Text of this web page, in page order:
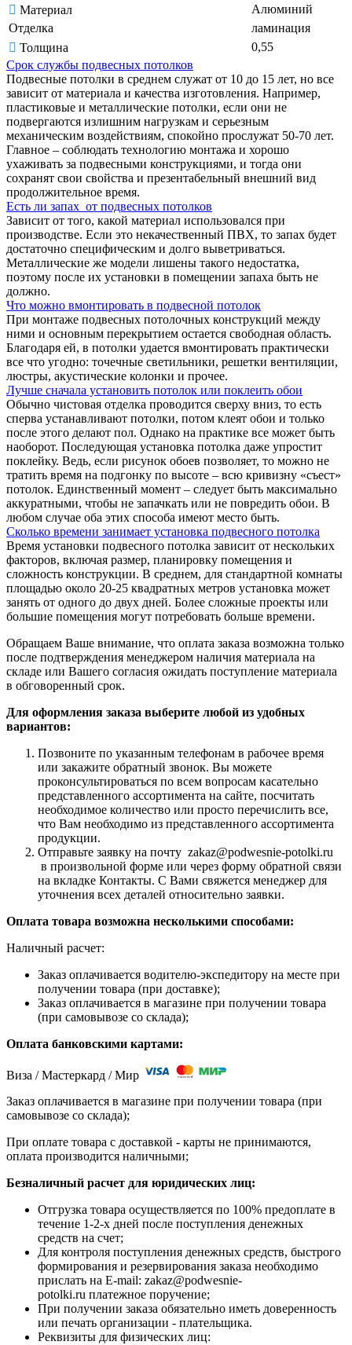
Материал
Алюминий
Отделка
ламинация
Толщина
0,55
Срок службы подвесных потолков
Подвесные потолки в среднем служат от 10 до 15 лет, но все
зависит от материала и качества изготовления. Например,
пластиковые и металлические потолки, если они не
подвергаются излишним нагрузкам и серьезным
механическим воздействиям, спокойно прослужат 50-70 лет.
Главное – соблюдать технологию монтажа и хорошо
ухаживать за подвесными конструкциями, и тогда они
сохранят свои свойства и презентабельный внешний вид
продолжительное время.
Есть ли запах от подвесных потолков
Зависит от того, какой материал использовался при
производстве. Если это некачественный ПВХ, то запах будет
достаточно специфическим и долго выветриваться.
Металлические же модели лишены такого недостатка,
поэтому после их установки в помещении запаха быть не
должно.
Что можно вмонтировать в подвесной потолок
При монтаже подвесных потолочных конструкций между
ними и основным перекрытием остается свободная область.
Благодаря ей, в потолки удается вмонтировать практически
все что угодно: точечные светильники, решетки вентиляции,
люстры, акустические колонки и прочее.
Лучше сначала установить потолок или поклеить обои
Обычно чистовая отделка проводится сверху вниз, то есть
сперва устанавливают потолки, потом клеят обои и только
после этого делают пол. Однако на практике все может быть
наоборот. Последующая установка потолка даже упростит
поклейку. Ведь, если рисунок обоев позволяет, то можно не
тратить время на подгонку по высоте – всю кривизну «съест»
потолок. Единственный момент – следует быть максимально
аккуратными, чтобы не запачкать или не повредить обои. В
любом случае оба этих способа имеют место быть.
Сколько времени занимает установка подвесного потолка
Время установки подвесного потолка зависит от нескольких
факторов, включая размер, планировку помещения и
сложность конструкции. В среднем, для стандартной комнаты
площадью около 20-25 квадратных метров установка может
занять от одного до двух дней. Более сложные проекты или
большие помещения могут потребовать больше времени.
Обращаем Ваше внимание, что оплата заказа возможна только
после подтверждения менеджером наличия материала на
складе или Вашего согласия ожидать поступление материала
в обговоренный срок.
Для оформления заказа выберите любой из удобных
вариантов:
Позвоните по указанным телефонам в рабочее время
или закажите обратный звонок. Вы можете
проконсультироваться по всем вопросам касательно
представленного ассортимента на сайте, посчитать
необходимое количество или просто перечислить все,
что Вам необходимо из представленного ассортимента
продукции.
Отправьте заявку на почту zakaz@podwesnie-potolki.ru
в произвольной форме или через форму обратной связи
на вкладке Контакты. С Вами свяжется менеджер для
уточнения всех деталей относительно заявки.
Оплата товара возможна несколькими способами:
Наличный расчет:
Заказ оплачивается водителю-экспедитору на месте при
получении товара (при доставке);
Заказ оплачивается в магазине при получении товара
(при самовывозе со склада);
Оплата банковскими картами:
Виза / Мастеркард / Мир
Заказ оплачивается в магазине при получении товара (при
самовывозе со склада);
При оплате товара с доставкой - карты не принимаются,
оплата производится наличными;
Безналичный расчет для юридических лиц:
Отгрузка товара осуществляется по 100% предоплате в
течение 1-2-х дней после поступления денежных
средств на счет;
Для контроля поступления денежных средств, быстрого
формирования и резервирования заказа необходимо
прислать на E-mail: zakaz@podwesnie-
potolki.ru платежное поручение;
При получении заказа обязательно иметь доверенность
или печать организации - плательщика.
Реквизиты для физических лиц: